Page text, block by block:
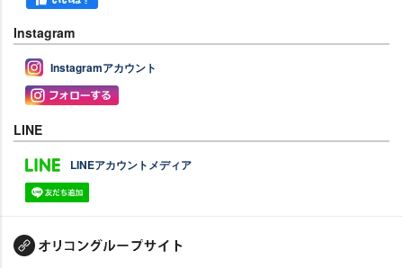
Instagram
Instagramアカウント
LINE
LINEアカウントメディア